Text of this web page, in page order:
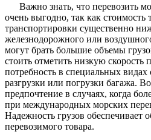
Важно знать, что перевозить
очень выгодно, так как стоимость
транспортировки существенно
железнодорожного или
могут брать большие объемы
стоить отметить низкую скорость
потребность в специальных видах
разгрузки или погрузки багажа.
предпочтение в случаях, когда
при международных морских
Надежность грузов обеспечивает
перевозимого товара.